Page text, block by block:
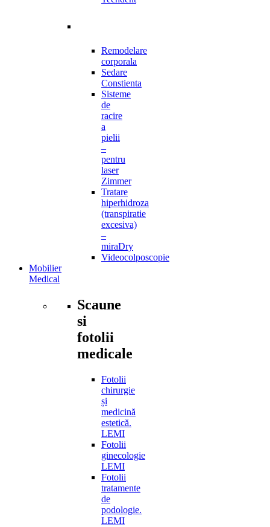
Remodelare
corporala
Sedare
Constienta
Sisteme
de
racire
a
pielii
–
pentru
laser
Zimmer
Tratare
hiperhidroza
(transpiratie
excesiva)
–
miraDry
Videocolposcopie
Mobilier
Medical
Scaune
si
fotolii
medicale
Fotolii
chirurgie
și
medicină
estetică.
LEMI
Fotolii
ginecologie
LEMI
Fotolii
tratamente
de
podologie.
LEMI